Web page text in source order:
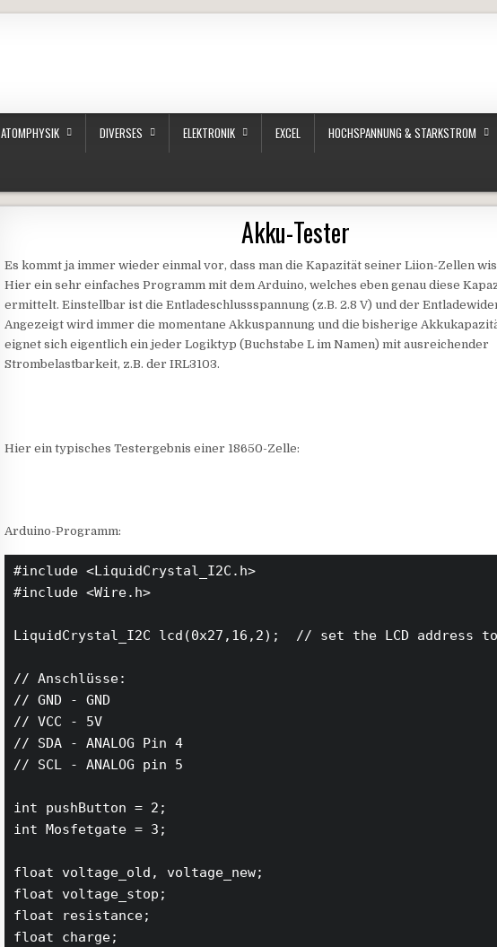
ATOMPHYSIK DIVERSES ELEKTRONIK EXCEL HOCHSPANNUNG & STARKSTROM
Akku-Tester
Es kommt ja immer wieder einmal vor, dass man die Kapazität seiner Liion-Zellen
Hier ein sehr einfaches Programm mit dem Arduino, welches eben genau diese
ermittelt. Einstellbar ist die Entladeschlussspannung (z.B. 2.8 V) und der
Angezeigt wird immer die momentane Akkuspannung und die bisherige
eignet sich eigentlich ein jeder Logiktyp (Buchstabe L im Namen) mit ausreichender
Strombelastbarkeit, z.B. der IRL3103.
Hier ein typisches Testergebnis einer 18650-Zelle:
Arduino-Programm:
#include <LiquidCrystal_I2C.h>
#include <Wire.h>
LiquidCrystal_I2C lcd(0x27,16,2);  // set the LCD address
// Anschlüsse:
// GND - GND
// VCC - 5V
// SDA - ANALOG Pin 4
// SCL - ANALOG pin 5
int pushButton = 2;
int Mosfetgate = 3;
float voltage_old, voltage_new;
float voltage_stop;
float resistance;
float charge;